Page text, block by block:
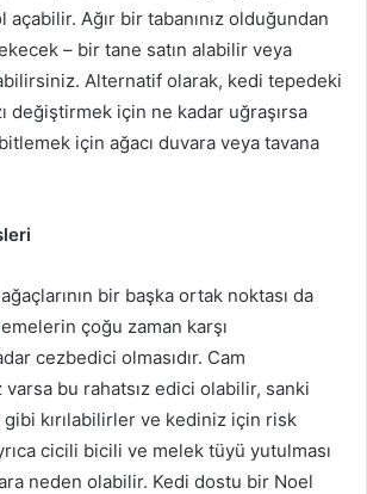
açabilir. Ağır bir tabanınız olduğundan
– bir tane satın alabilir veya
Alternatif olarak, kedi tepedeki
değiştirmek için ne kadar uğraşırsa
için ağacı duvara veya tavana
bir başka ortak noktası da
çoğu zaman karşı
cezbedici olmasıdır. Cam
varsa bu rahatsız edici olabilir, sanki
kırılabilirler ve kediniz için risk
cicili bicili ve melek tüyü yutulması
neden olabilir. Kedi dostu bir Noel